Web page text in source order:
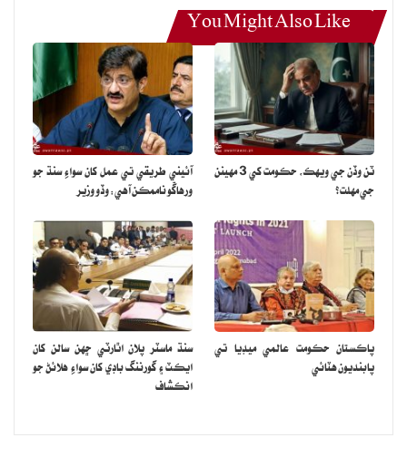
You Might Also Like
ٽن وڏن جي ويهڪ، حڪومت کي 3 مهينن
جي مهلت؟
آئيني طريقي تي عمل کان سواءِ سنڌ جو
ورهاڱو ناممڪن آهي: وڏو وزير
پاڪستان حڪومت عالمي ميڊيا تي
پابنديون هٽائي
سنڌ ماسٽر پلان اٿارٽي ڇهن سالن کان
ايڪٽ ۽ گورننگ باڊي کان سواءِ هلائڻ جو
انڪشاف